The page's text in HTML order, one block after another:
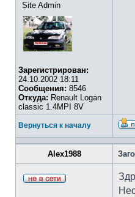
Site Admin
Зарегистрирован:
24.10.2002 18:11
Сообщения: 8546
Откуда: Renault Logan
classic 1.4MPI 8V
Вернуться к началу
Alex1988